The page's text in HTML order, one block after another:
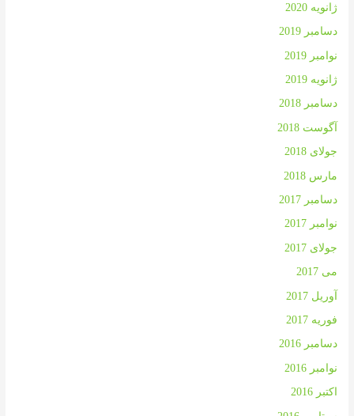
ژانویه 2020
دسامبر 2019
نوامبر 2019
ژانویه 2019
دسامبر 2018
آگوست 2018
جولای 2018
مارس 2018
دسامبر 2017
نوامبر 2017
جولای 2017
می 2017
آوریل 2017
فوریه 2017
دسامبر 2016
نوامبر 2016
اکتبر 2016